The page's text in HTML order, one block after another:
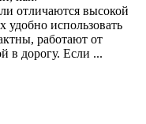
отличаются высокой
использовать
работают от
в дорогу. Если ...